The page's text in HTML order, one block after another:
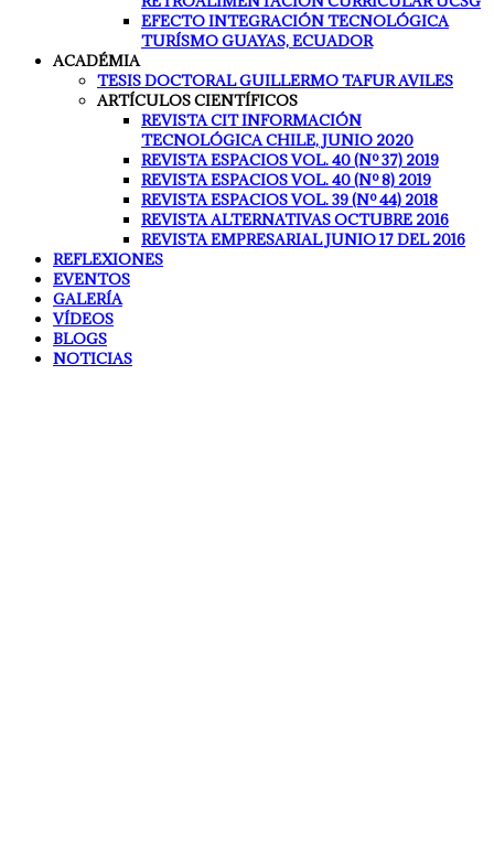
EFECTO INTEGRACIÓN TECNOLÓGICA
TURÍSMO GUAYAS, ECUADOR
ACADÉMIA
TESIS DOCTORAL GUILLERMO TAFUR AVILES
ARTÍCULOS CIENTÍFICOS
REVISTA CIT INFORMACIÓN
TECNOLÓGICA CHILE, JUNIO 2020
REVISTA ESPACIOS VOL. 40 (Nº 37) 2019
REVISTA ESPACIOS VOL. 40 (Nº 8) 2019
REVISTA ESPACIOS VOL. 39 (Nº 44) 2018
REVISTA ALTERNATIVAS OCTUBRE 2016
REVISTA EMPRESARIAL JUNIO 17 DEL 2016
REFLEXIONES
EVENTOS
GALERÍA
VÍDEOS
BLOGS
NOTICIAS